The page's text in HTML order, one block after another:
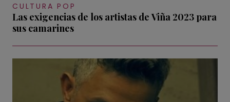
CULTURA POP
Las exigencias de los artistas de Viña 2023 para
sus camarines